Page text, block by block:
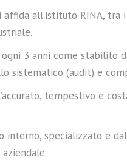
affida all’istituto RINA,
3 anni come
sistematico (audit) e
tempestivo e
interno, specializzato e